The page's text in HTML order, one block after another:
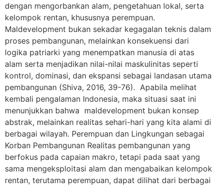
dengan mengorbankan alam, pengetahuan lokal, serta
kelompok rentan, khususnya perempuan.
Maldevelopment bukan sekadar kegagalan teknis dalam
proses pembangunan, melainkan konsekuensi dari
logika patriarki yang menempatkan manusia di atas
alam serta menjadikan nilai-nilai maskulinitas seperti
kontrol, dominasi, dan ekspansi sebagai landasan utama
pembangunan (Shiva, 2016, 39-76). Apabila melihat
kembali pengalaman Indonesia, maka situasi saat ini
menunjukkan bahwa maldevelopment bukan konsep
abstrak, melainkan realitas sehari-hari yang kita alami di
berbagai wilayah. Perempuan dan Lingkungan sebagai
Korban Pembangunan Realitas pembangunan yang
berfokus pada capaian makro, tetapi pada saat yang
sama mengeksploitasi alam dan mengabaikan kelompok
rentan, terutama perempuan, dapat dilihat dari berbagai